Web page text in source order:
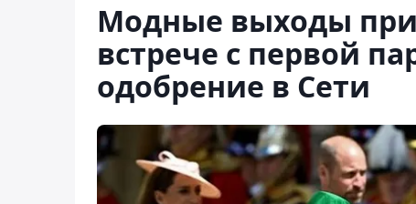
Модные выходы
встрече с первой
одобрение в Сети